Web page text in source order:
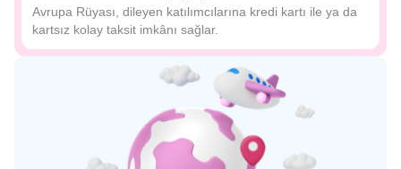
Avrupa Rüyası, dileyen katılımcılarına kredi kartı ile ya da
kartsız kolay taksit imkânı sağlar.